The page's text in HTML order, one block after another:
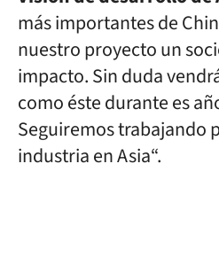
más importantes de
nuestro proyecto un
impacto. Sin duda
como éste durante es
Seguiremos trabajando
industria en Asia“.